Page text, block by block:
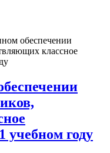
обеспечении
классное
учебном году